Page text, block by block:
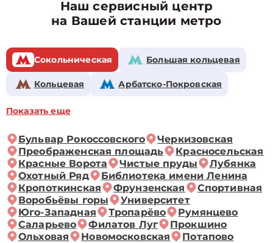
Наш сервисный центр
на Вашей станции метро
Сокольническая Большая кольцевая
Кольцевая Арбатско-Покровская
Показать еще
Бульвар Рокоссовского
Черкизовская
Преображенская площадь
Красносельская
Красные Ворота
Чистые пруды
Лубянка
Охотный Ряд
Библиотека имени Ленина
Кропоткинская
Фрунзенская
Спортивная
Воробьёвы горы
Университет
Юго-Западная
Тропарёво
Румянцево
Саларьево
Филатов Луг
Прокшино
Ольховая
Новомосковская Потапово